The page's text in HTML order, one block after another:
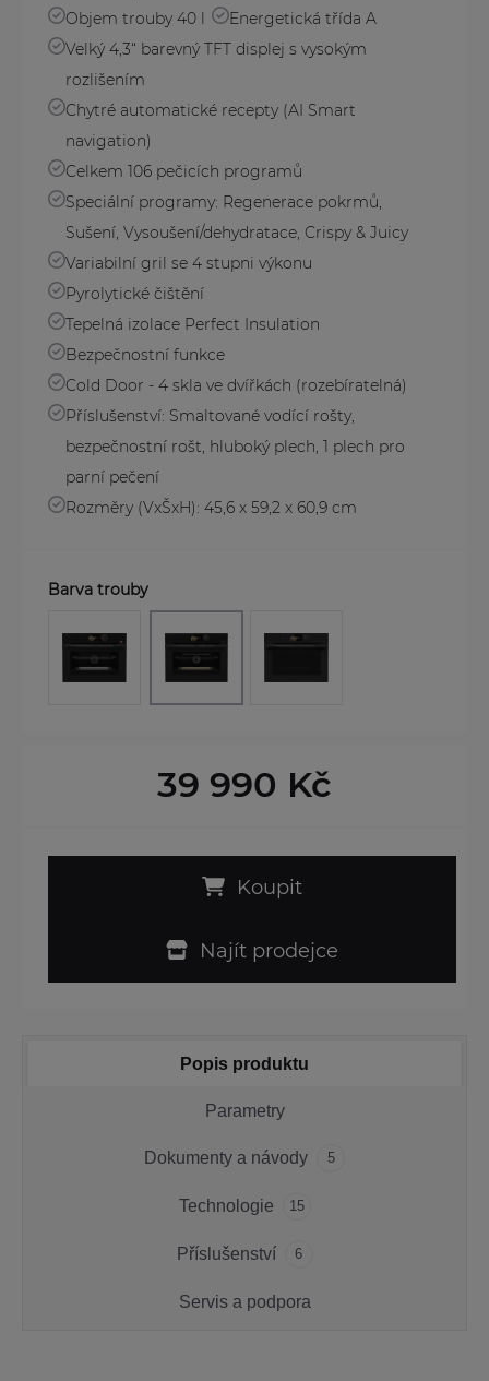
Objem trouby 40 l
Energetická třída A
Velký 4,3“ barevný TFT displej s vysokým
rozlišením
Chytré automatické recepty (AI Smart
navigation)
Celkem 106 pečicích programů
Speciální programy: Regenerace pokrmů,
Sušení, Vysoušení/dehydratace, Crispy & Juicy
Variabilní gril se 4 stupni výkonu
Pyrolytické čištění
Tepelná izolace Perfect Insulation
Bezpečnostní funkce
Cold Door - 4 skla ve dvířkách (rozebíratelná)
Příslušenství: Smaltované vodící rošty,
bezpečnostní rošt, hluboký plech, 1 plech pro
parní pečení
Rozměry (VxŠxH): 45,6 x 59,2 x 60,9 cm
Barva trouby
39 990 Kč
Koupit
Najít prodejce
Popis produktu
Parametry
Dokumenty a návody 5
Technologie 15
Příslušenství 6
Servis a podpora